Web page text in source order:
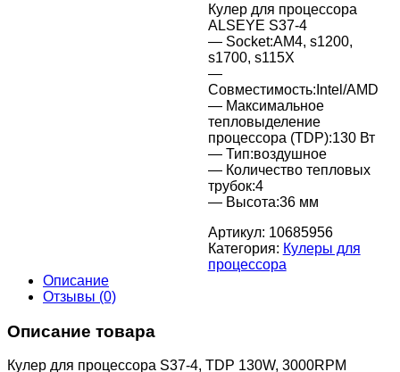
Кулер для процессора
ALSEYE S37-4
— Socket:AM4, s1200,
s1700, s115X
—
Совместимость:Intel/AMD
— Максимальное
тепловыделение
процессора (TDP):130 Вт
— Тип:воздушное
— Количество тепловых
трубок:4
— Высота:36 мм
Артикул: 10685956
Категория: Кулеры для
процессора
Описание
Отзывы (0)
Описание товара
Кулер для процессора S37-4, TDP 130W, 3000RPM